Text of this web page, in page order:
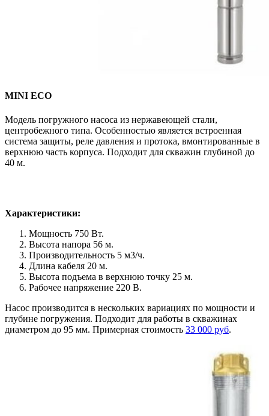
MINI ЕСО
Модель погружного насоса из нержавеющей стали,
центробежного типа. Особенностью является встроенная
система защиты, реле давления и протока, вмонтированные в
верхнюю часть корпуса. Подходит для скважин глубиной до
40 м.
Характеристики:
Мощность 750 Вт.
Высота напора 56 м.
Производительность 5 м3/ч.
Длина кабеля 20 м.
Высота подъема в верхнюю точку 25 м.
Рабочее напряжение 220 В.
Насос производится в нескольких вариациях по мощности и
глубине погружения. Подходит для работы в скважинах
диаметром до 95 мм. Примерная стоимость 33 000 руб.